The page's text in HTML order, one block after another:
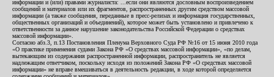
информации и (или) правами журналиста: ...если они являются дословным воспроизведением
сообщений и материалов или их фрагментов, распространенных другим средством массовой
информации (а также сообщения, переданные в пресс-релизах и информация государственных,
общественных организаций и объединений), которое может быть установлено и привлечено к
ответственности за данное нарушение законодательства Российской Федерации о средствах
массовой информации».
Согласно абз.3, п.13 Постановления Пленума Верховного Суда РФ №16 от 15 июня 2010 года
«О практике применения судами Закона РФ «О средствах массовой информации», «по делам,
вытекающим из содержания распространенной информации, распространитель не является
надлежащим ответчиком, поскольку исходя из положений Закона РФ «О средствах массовой
информации» не вправе вмешиваться в деятельность редакции, в ходе которой определяется